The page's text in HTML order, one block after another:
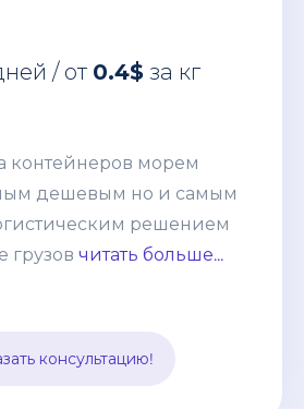
/ от 0.4$ за кг
контейнеров морем
дешевым но и самым
решением
грузов читать больше...
консультацию!
дешевым но и самым
с нашей компанией, Вы
окончательную и
расходов, к тому-
быть участником
себя.